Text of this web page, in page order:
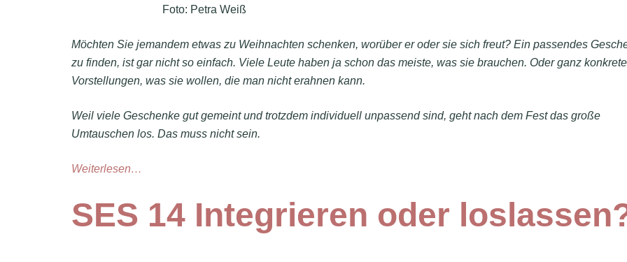
Foto: Petra Weiß
Möchten Sie jemandem etwas zu Weihnachten schenken, worüber er oder sie sich freut? Ein passendes
zu finden, ist gar nicht so einfach. Viele Leute haben ja schon das meiste, was sie brauchen. Oder ganz konkrete
Vorstellungen, was sie wollen, die man nicht erahnen kann.
Weil viele Geschenke gut gemeint und trotzdem individuell unpassend sind, geht nach dem Fest das große
Umtauschen los. Das muss nicht sein.
Weiterlesen…
SES 14 Integrieren oder